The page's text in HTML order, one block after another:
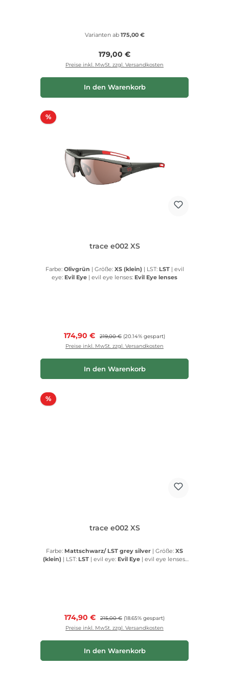
Varianten ab175,00 €
Regulärer Preis:
179,00 €
Preise inkl. MwSt. zzgl. Versandkosten
In den Warenkorb
%Rabatt
trace e002 XS
Farbe: Olivgrün | Größe: XS (klein) | LST: LST |
eye: Evil Eye | evil eye lenses: Evil Eye lenses
Verkaufspreis:
174,90 € Regulärer Preis:
219,00 € (20.14% gespart)
Preise inkl. MwSt. zzgl. Versandkosten
In den Warenkorb
%Rabatt
trace e002 XS
Farbe: Mattschwarz/ LST grey silver | Größe: XS
(klein) | LST: LST | evil eye: Evil Eye | evil eye lenses:
Verkaufspreis:
174,90 € Regulärer Preis:
215,00 € (18.65% gespart)
Preise inkl. MwSt. zzgl. Versandkosten
In den Warenkorb